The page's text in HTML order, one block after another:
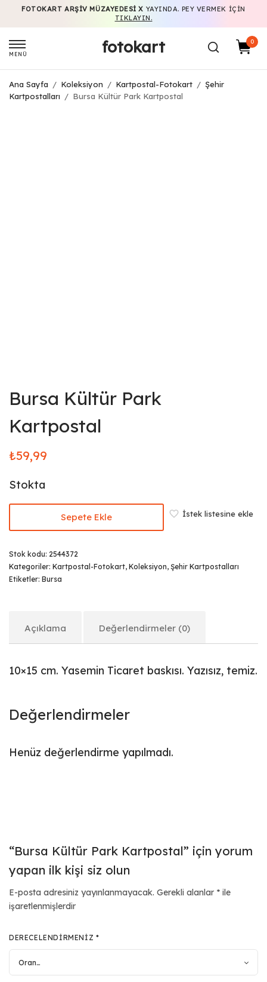
FOTOKART ARŞIV MÜZAYEDESI X YAYINDA. PEY VERMEK IÇIN
TIKLAYIN.
MENÜ fotokart 0
Ana Sayfa / Koleksiyon / Kartpostal-Fotokart / Şehir
Kartpostalları
/ Bursa Kültür Park Kartpostal
Bursa Kültür Park
Kartpostal
₺59,99
Stokta
Sepete Ekle İstek listesine ekle
Stok kodu: 2544372
Kategoriler: Kartpostal-Fotokart, Koleksiyon, Şehir Kartpostalları
Etiketler: Bursa
Açıklama Değerlendirmeler (0)
10×15 cm. Yasemin Ticaret baskısı. Yazısız, temiz.
Değerlendirmeler
Henüz değerlendirme yapılmadı.
“Bursa Kültür Park Kartpostal” için yorum
yapan ilk kişi siz olun
E-posta adresiniz yayınlanmayacak. Gerekli alanlar * ile
işaretlenmişlerdir
DERECELENDIRMENIZ *